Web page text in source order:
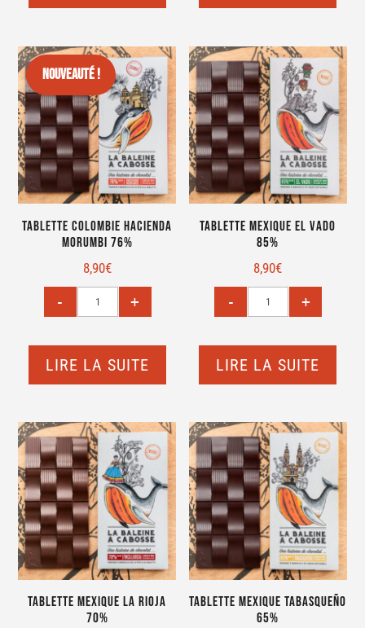
Nouveauté !
Tablette Colombie Hacienda
Morumbi 76%
8,90€
LIRE LA SUITE
Tablette Mexique El Vado
85%
8,90€
LIRE LA SUITE
Tablette Mexique La Rioja
70%
Tablette Mexique Tabasqueño
65%